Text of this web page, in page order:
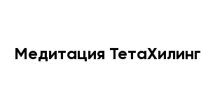
Медитация ТетаХилинг